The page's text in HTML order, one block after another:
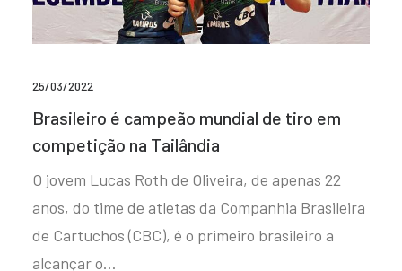
25/03/2022
Brasileiro é campeão mundial de tiro em
competição na Tailândia
O jovem Lucas Roth de Oliveira, de apenas 22
anos, do time de atletas da Companhia Brasileira
de Cartuchos (CBC), é o primeiro brasileiro a
alcançar o…